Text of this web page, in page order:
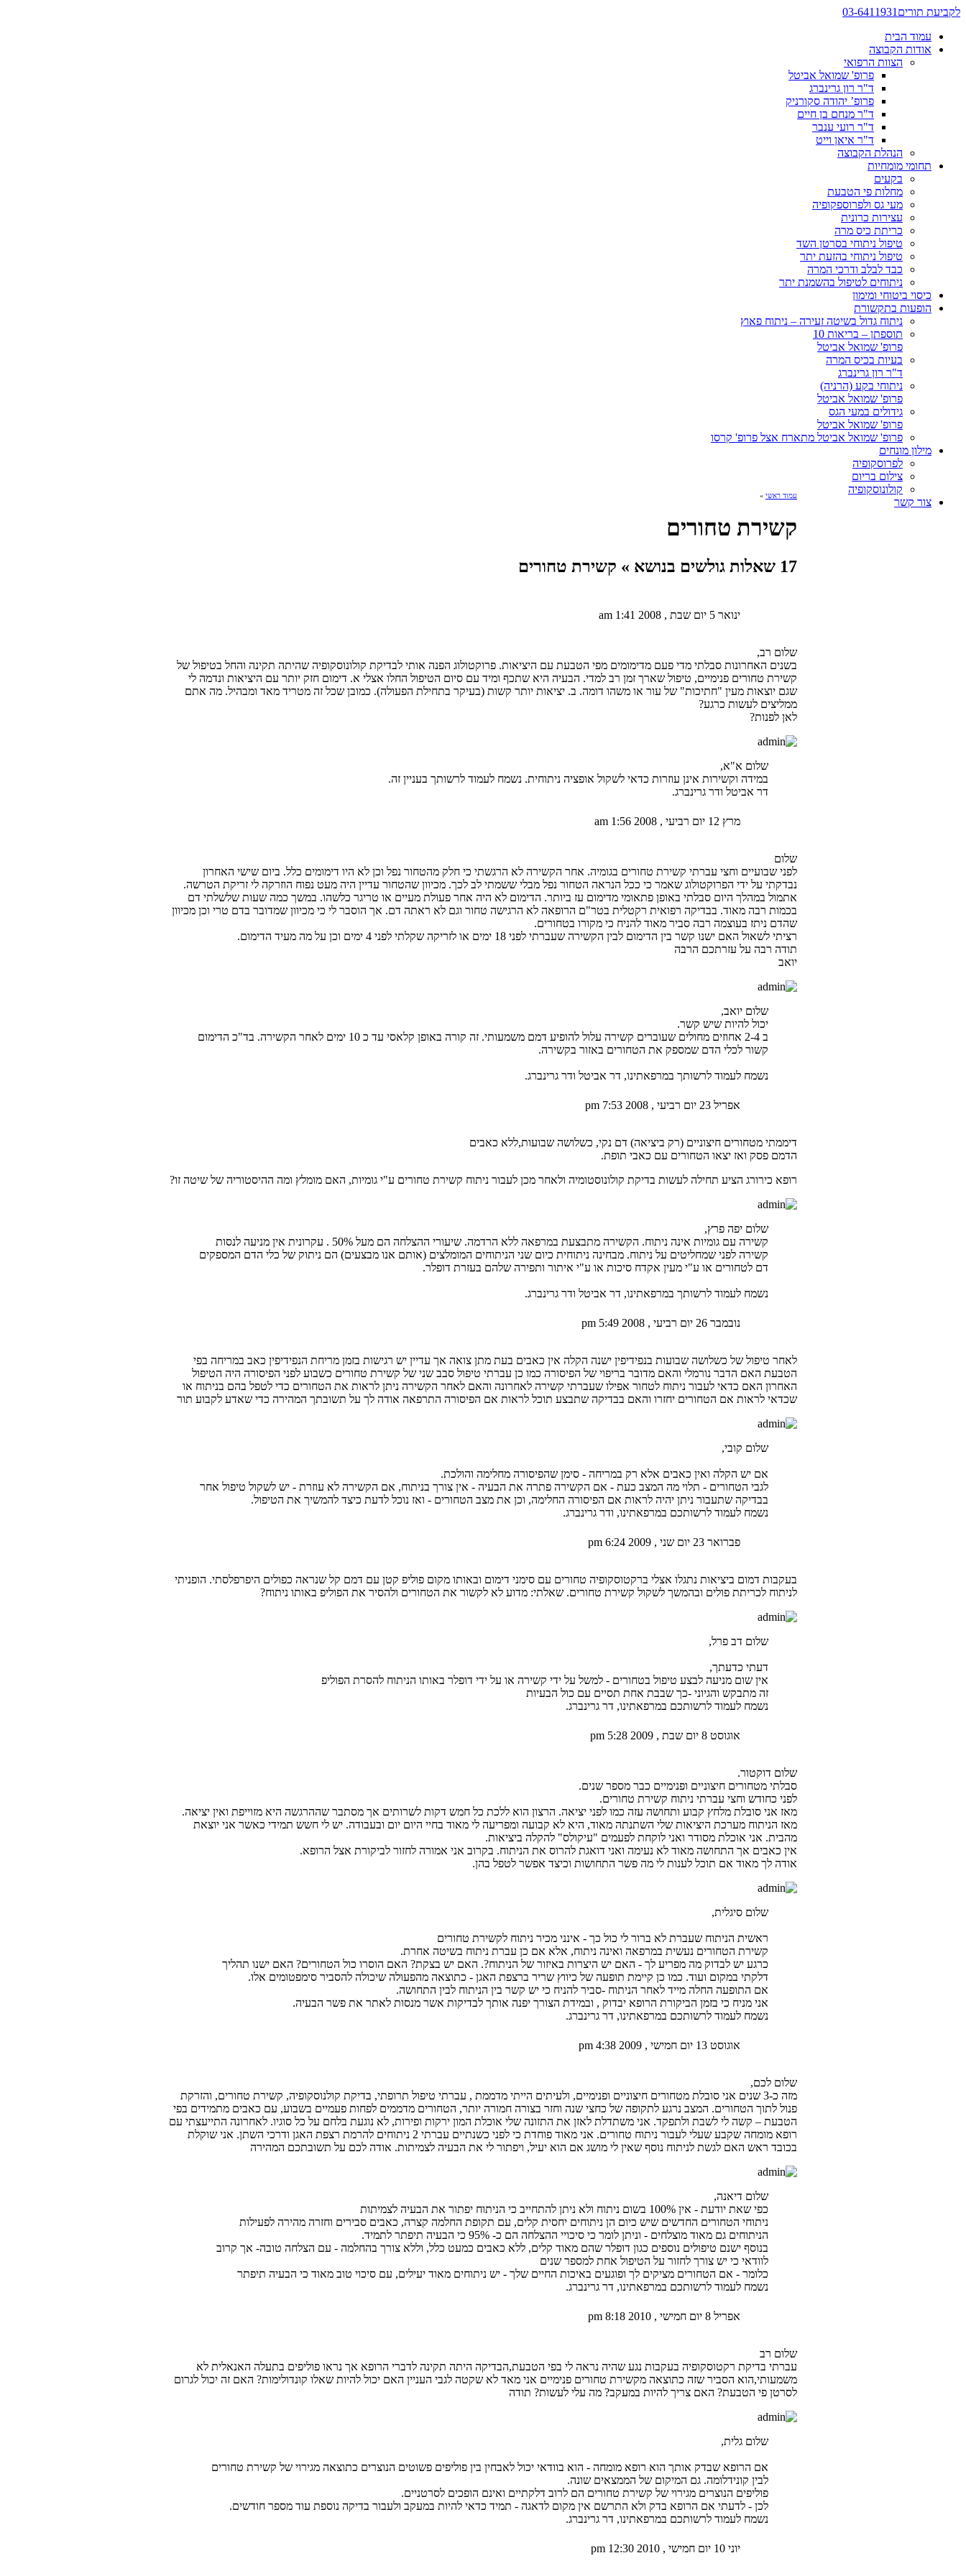
לקביעת תורים 03-6411931
עמוד הבית
אודות הקבוצה
הצוות הרפואי
פרופ' שמואל אביטל
ד"ר רון גרינברג
פרופ’ יהודה סקורניק
ד"ר מנחם בן חיים
ד"ר רועי ענבר
ד"ר איאן וייט
הנהלת הקבוצה
תחומי מומחיות
בקעים
מחלות פי הטבעת
מעי גס ולפרוספקופיה
עצירות כרונית
כריתת כיס מרה
טיפול ניתוחי בסרטן השד
טיפול ניתוחי בהזעת יתר
כבד לבלב ודרכי המרה
ניתוחים לטיפול בהשמנת יתר
כיסוי ביטוחי ומימון
הופעות בתקשורת
ניתוח גדול בשיטה זעירה – ניתוח פאוץ
תוספתן – בריאות 10
פרופ' שמואל אביטל
בעיות בכיס המרה
ד"ר רון גרינברג
ניתוחי בקע (הרניה)
פרופ' שמואל אביטל
גידולים במעי הגס
פרופ' שמואל אביטל
פרופ' שמואל אביטל מתארח אצל פרופ' קרסו
מילון מונחים
לפרוסקופיה
צילום בריום
קולונוסקופיה
צור קשר
עמוד ראשי »
קשירת טחורים
17 שאלות גולשים בנושא » קשירת טחורים
ינואר 5 יום שבת , 2008 1:41 am
שלום רב,
בשנים האחרונות סבלתי מדי פעם מדימומים מפי הטבעת עם היציאות. פרוקטולוג הפנה אותי לבדיקת קולונוסקופיה שהיתה תקינה והחל בטיפול של
קשירת טחורים פנימיים, טיפול שארך זמן רב למדי. הבעיה היא שתכף ומיד עם סיום הטיפול החלו אצלי א. דימום חזק יותר עם היציאות ונדמה לי
שגם יוצאות מעין "חתיכות" של עור או משהו דומה. ב. יציאות יותר קשות (בעיקר בתחילת הפעולה). כמובן שכל זה מטריד מאד ומבהיל. מה אתם
ממליצים לעשות כרגע?
לאן לפנות?
שלום א"א,
במידה וקשירות אינן עוזרות כדאי לשקול אופציה ניתוחית. נשמח לעמוד לרשותך בעניין זה.
דר אביטל ודר גרינברג.
מרץ 12 יום רביעי , 2008 1:56 am
שלום
לפני שבועיים וחצי עברתי קשירת טחורים בגומיה. אחר הקשירה לא הרגשתי כי חלק מהטחור נפל וכן לא היו דימומים כלל. ביום שישי האחרון
נבדקתי על ידי הפרוקטולוג שאמר כי ככל הנראה הטחור נפל מבלי ששמתי לב לכך. מכיוון שהטחור עדיין היה מעט נפוח הוזרקה לי זריקת הטרשה.
אתמול במהלך היום סבלתי באופן פתאומי מדימום עז ביותר. הדימום לא היה אחר פעולת מעיים או טריגר כלשהו. במשך כמה שעות שלשלתי דם
בכמות רבה מאוד. בבדיקה רפואית רקטלית בטר"ם הרופאה לא הרגישה טחור וגם לא ראתה דם. אך הוסבר לי כי מכיוון שמדובר בדם טרי וכן מכיוון
שהדם ניתז בעוצמה רבה סביר מאוד להניח כי מקורו בטחורים.
רציתי לשאול האם ישנו קשר בין הדימום לבין הקשירה שעברתי לפני 18 ימים או לזריקה שקלתי לפני 4 ימים וכן על מה מעיד הדימום.
תודה רבה על עזרתכם הרבה
יואב
שלום יואב,
יכול להיות שיש קשר.
ב 2-4 אחוזים מחולים שעוברים קשירה עלול להופיע דמם משמעותי. זה קורה באופן קלאסי עד כ 10 ימים לאחר הקשירה. בד"כ הדימום
קשור לכלי הדם שמספק את הטחורים באזור בקשירה.
נשמח לעמוד לרשותך במרפאתינו, דר אביטל ודר גרינברג.
אפריל 23 יום רביעי , 2008 7:53 pm
דיממתי מטחורים חיצוניים (רק ביציאה) דם נקי, כשלושה שבועות,ללא כאבים
הדמם פסק ואז יצאו הטחורים עם כאבי תופת.
רופא כירורג הציע תחילה לעשות בדיקת קולונוסטומיה ולאחר מכן לעבור ניתוח קשירת טחורים ע"י גומיות, האם מומלץ ומה ההיסטוריה של שיטה זו?
שלום יפה פרץ,
קשירה עם גומיות אינה ניתוח. הקשירה מתבצעת במרפאה ללא הרדמה. שיעורי ההצלחה הם מעל 50% . עקרונית אין מניעה לנסות
קשירה לפני שמחליטים על ניתוח. מבחינה ניתוחית כיום שני הניתוחים המומלצים (אותם אנו מבצעים) הם ניתוק של כלי הדם המספקים
דם לטחורים או ע"י מעין אקדח סיכות או ע"י איתור ותפירה שלהם בעזרת דופלר.
נשמח לעמוד לרשותך במרפאתינו, דר אביטל ודר גרינברג.
נובמבר 26 יום רביעי , 2008 5:49 pm
לאחר טיפול של כשלושה שבועות בנפידיפין ישנה הקלה אין כאבים בעת מתן צואה אך עדיין יש רגישות בזמן מריחת הנפידיפין כאב במריחה בפי
הטבעת האם הדבר נורמלי והאם מדובר בריפוי של הפיסורה כמו כן עברתי טיפול סבב שני של קשירת טחורים כשבוע לפני הפיסורה היה הטיפול
האחרון האם כדאי לעבור ניתוח לטחור אפילו שעברתי קשירה לאחרונה והאם לאחר הקשירה ניתן לראות את הטחורים כדי לטפל בהם בניתוח או
שכדאי לראות אם הטחורים יחזרו והאם בבדיקה שתבצע תוכל לראות אם הפיסורה התרפאה אודה לך על תשובתך המהירה כדי שאדע לקבוע תור
שלום קובי,
אם יש הקלה ואין כאבים אלא רק במריחה - סימן שהפיסורה מחלימה והולכת.
לגבי הטחורים - תלוי מה המצב כעת - אם הקשירה פתרה את הבעיה - אין צורך בניתוח, אם הקשירה לא עוזרת - יש לשקול טיפול אחר
בבדיקה שתעבור ניתן יהיה לראות אם הפיסורה החלימה, וכן את מצב הטחורים - ואז נוכל לדעת כיצד להמשיך את הטיפול.
נשמח לעמוד לרשותכם במרפאתינו, ודר גרינברג.
פברואר 23 יום שני , 2009 6:24 pm
בעקבות דמום ביציאות נתגלו אצלי ברקטוסקופיה טחורים עם סימני דימום ובאותו מקום פוליפ קטן עם דמם קל שנראה כפולים היפרפלסתי. הופניתי
לניתוח לכריתת פולים ובהמשך לשקול קשירת טחורים. שאלתי: מדוע לא לקשור את הטחורים ולהסיר את הפוליפ באותו ניתוח?
שלום דב פרל,
דעתי כדעתך,
אין שום מניעה לבצע טיפול בטחורים - למשל על ידי קשירה או על ידי דופלר באותו הניתוח להסרת הפוליפ
זה מתבקש והגיוני -כך שבבת אחת תסיים עם כול הבעיות
נשמח לעמוד לרשותכם במרפאתינו, דר גרינברג.
אוגוסט 8 יום שבת , 2009 5:28 pm
שלום דוקטור.
סבלתי מטחורים חיצוניים ופנימיים כבר מספר שנים.
לפני כחודש וחצי עברתי ניתוח קשירת טחורים.
מאז אני סובלת מלחץ קבוע ותחושה עזה כמו לפני יציאה. הרצון הוא ללכת כל חמש דקות לשרותים אך מסתבר שההרגשה היא מזוייפת ואין יציאה.
מאז הניתוח מערכת היציאות שלי השתנתה מאוד, היא לא קבועה ומפריעה לי מאוד בחיי היום יום ובעבודה. יש לי חשש תמידי כאשר אני יוצאת
מהבית. אני אוכלת מסודר ואני לוקחת לפעמים "עיקולס" להקלה ביציאות.
אין כאבים אך התחושה מאוד לא נעימה ואני דואגת להרוס את הניתוח. בקרוב אני אמורה לחזור לביקורת אצל הרופא.
אודה לך מאוד אם תוכל לענות לי מה פשר התחושות וכיצד אפשר לטפל בהן.
שלום סיגלית,
ראשית הניתוח שעברת לא ברור לי כול כך - אינני מכיר ניתוח לקשירת טחורים
קשירת הטחורים נעשית במרפאה ואינה ניתוח, אלא אם כן עברת ניתוח בשיטה אחרת.
כרגע יש לבדוק מה מפריע לך - האם יש היצרות באיזור של הניתוח?. האם יש בצקת? האם הוסרו כול הטחורים? האם ישנו תהליך
דלקתי במקום ועוד. כמו כן קיימת תופעה של כיווץ שריר ברצפת האגן - כתוצאה מהפעולה שיכולה להסביר סימפטומים אלו.
אם התופעה החלה מייד לאחר הניתוח -סביר להניח כי יש קשר בין הניתוח לבין התחושה.
אני מניח כי בזמן הביקורת הרופא יבדוק , ובמידת הצורך יפנה אותך לבדיקות אשר מנסות לאתר את פשר הבעיה.
נשמח לעמוד לרשותכם במרפאתינו, דר גרינברג.
אוגוסט 13 יום חמישי , 2009 4:38 pm
שלום לכם,
מזה כ-3 שנים אני סובלת מטחורים חיצוניים ופנימיים, ולעיתים הייתי מדממת , עברתי טיפול תרופתי, בדיקת קולנוסקופיה, קשירת טחורים, והזרקת
פנול לתוך הטחורים. המצב נרגע לתקופה של כחצי שנה וחזר בצורה חמורה יותר, הטחורים מדממים לפחות פעמיים בשבוע, עם כאבים מתמידים בפי
הטבעת – קשה לי לשבת ולתפקד. אני משתדלת לאזן את התזונה שלי אוכלת המון ירקות ופירות, לא נוגעת בלחם על כל סוגיו. לאחרונה התייעצתי עם
רופא מומחה שקבע שעלי לעבור ניתוח טחורים. אני מאוד פוחדת כי לפני כשנתיים עברתי 2 ניתוחים להרמת רצפת האגן ודרכי השתן. אני שוקלת
בכובד ראש האם לגשת לניתוח נוסף שאין לי מושג אם הוא יעיל, ויפתור לי את הבעיה לצמיתות. אודה לכם על תשובתכם המהירה
שלום דיאנה,
כפי שאת יודעת - אין 100% בשום ניתוח ולא ניתן להתחייב כי הניתוח יפתור את הבעיה לצמיתות
ניתוחי הטחורים החדשים שיש כיום הן ניתוחים יחסית קלים, עם תקופת החלמה קצרה, כאבים סבירים וחזרה מהירה לפעילות
הניתוחים גם מאוד מוצלחים - וניתן לומר כי סיכויי ההצלחה הם כ- 95% כי הבעיה תיפתר לתמיד.
בנוסף ישנם טיפולים נוספים כגון דופלר שהם מאוד קלים, ללא כאבים כמעט כלל, וללא צורך בהחלמה - עם הצלחה טובה- אך קרוב
לוודאי כי יש צורך לחזור על הטיפול אחת למספר שנים
כלומר - אם הטחורים מציקים לך ופוגעים באיכות החיים שלך - יש ניתוחים מאוד יעילים, עם סיכוי טוב מאוד כי הבעיה תיפתר
נשמח לעמוד לרשותכם במרפאתינו, דר גרינברג.
אפריל 8 יום חמישי , 2010 8:18 pm
שלום רב
עברתי בדיקת רקטוסקופיה בעקבות נגע שהיה נראה לי בפי הטבעת,הבדיקה היתה תקינה לדברי הרופא אך נראו פוליפים בתעלה האנאלית לא
משמעותי,הוא הסביר שזה כתוצאה מקשירת טחורים פנימיים אני מאד לא שקטה לגבי העניין האם יכול להיות שאלו קונדולימות? האם זה יכול לגרום
לסרטן פי הטבעת? האם צריך להיות במעקב? מה עלי לעשות? תודה
שלום גלית,
אם הרופא שבדק אותך הוא רופא מומחה - הוא בוודאי יכול לאבחין בין פוליפים פשוטים הנוצרים כתוצאה מגירוי של קשירת טחורים
לבין קונידלומה. גם המיקום של הממצאים שונה.
פוליפים הנוצרים מגירוי של קשירת טחורים הם לרוב דלקתיים ואינם הופכים לסרטניים.
לכן - לדעתי אם הרופא בדק ולא התרשם אין מקום לדאגה - תמיד כדאי להיות במעקב ולעבור בדיקה נוספת עוד מספר חודשים.
נשמח לעמוד לרשותכם במרפאתינו, דר גרינברג.
יוני 10 יום חמישי , 2010 12:30 pm